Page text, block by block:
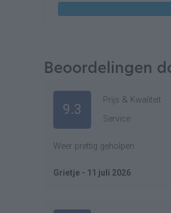
Beoordelingen
9.3
Prijs & Kwaliteit
Service
Weer prettig geholpen
Grietje - 11 juli 2026